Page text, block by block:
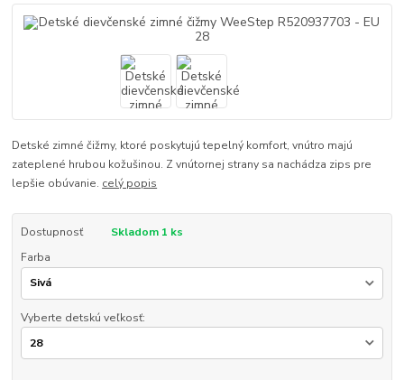
Detské zimné čižmy, ktoré poskytujú tepelný komfort, vnútro majú
zateplené hrubou kožušinou. Z vnútornej strany sa nachádza zips pre
lepšie obúvanie. celý popis
Dostupnosť
Skladom 1 ks
Farba
Vyberte detskú veľkosť: